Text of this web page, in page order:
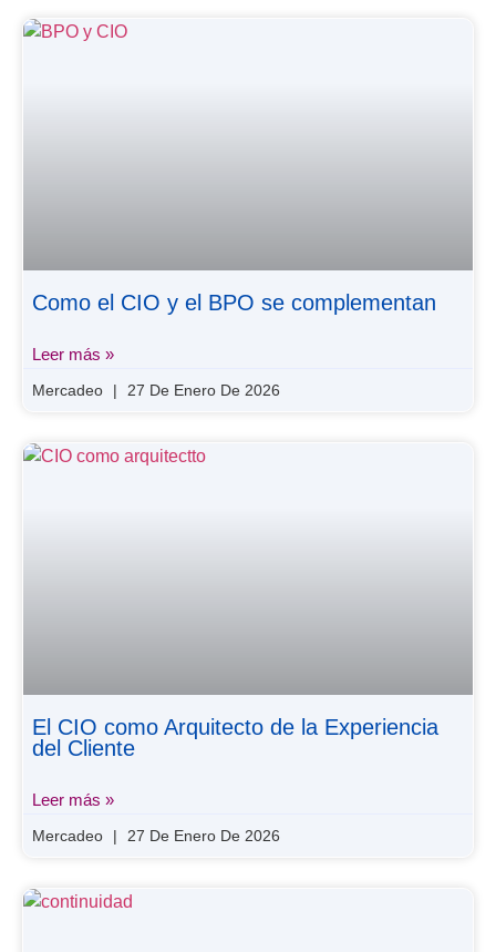
Como el CIO y el BPO se complementan
Leer más »
Mercadeo 27 De Enero De 2026
El CIO como Arquitecto de la Experiencia
del Cliente
Leer más »
Mercadeo 27 De Enero De 2026